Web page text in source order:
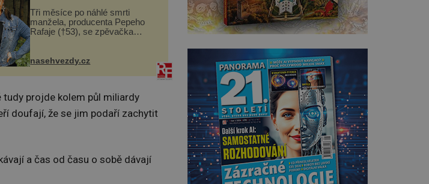
Tři měsíce po náhlé smrti
manžela, producenta Pepeho
Rafaje (†53), se zpěvačka
ozvala veřejnosti. Na sociální
nasehvezdy.cz
projde kolem půl miliardy
doufají, že se jim podaří zachytit
a čas od času o sobě dávají